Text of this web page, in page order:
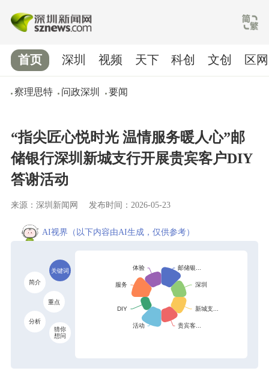
首页
察理思特 问政深圳 要闻
深圳 视频 天下 科创 文创 区网
“指尖匠心悦时光 温情服务暖人心”邮
储银行深圳新城支行开展贵宾客户DIY
答谢活动
来源：深圳新闻网 发布时间：2026-05-23
AI视界 （以下内容由AI生成，仅供参考）
关键词
简介
重点
分析
猜你
想问